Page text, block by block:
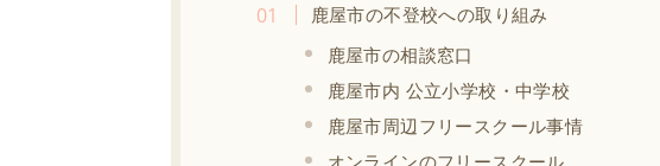
鹿屋市の不登校への取り組み
鹿屋市の相談窓口
鹿屋市内 公立小学校・中学校
鹿屋市周辺フリースクール事情
オンラインのフリースクール